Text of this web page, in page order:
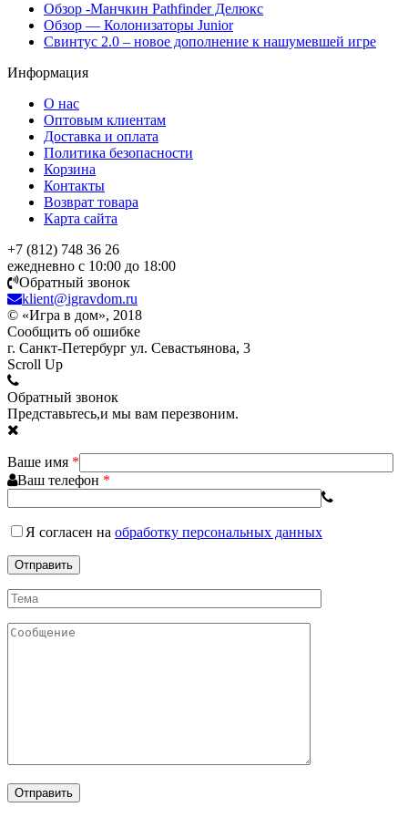
Обзор -Манчкин Pathfinder Делюкс
Обзор — Колонизаторы Junior
Свинтус 2.0 – новое дополнение к нашумевшей игре
Информация
О нас
Оптовым клиентам
Доставка и оплата
Политика безопасности
Корзина
Контакты
Возврат товара
Карта сайта
+7 (812) 748 36 26
ежедневно с 10:00 до 18:00
Обратный звонок
klient@igravdom.ru
© «Игра в дом», 2018
Сообщить об ошибке
г. Санкт-Петербург ул. Севастьянова, 3
Scroll Up
Обратный звонок
Представьтесь,и мы вам перезвоним.
Ваше имя *
Ваш телефон *
Я согласен на обработку персональных данных